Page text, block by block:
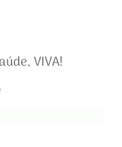
VIVA!